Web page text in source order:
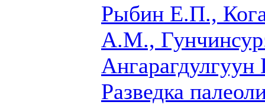
Рыбин Е.П.,
А.М.,
Разведка